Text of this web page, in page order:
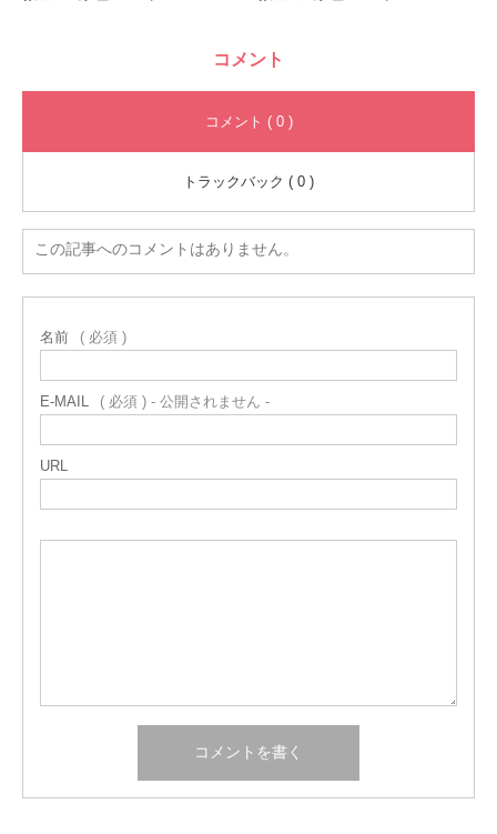
コメント
コメント ( 0 )
トラックバック ( 0 )
この記事へのコメントはありません。
名前 ( 必須 )
E-MAIL ( 必須 ) - 公開されません -
URL